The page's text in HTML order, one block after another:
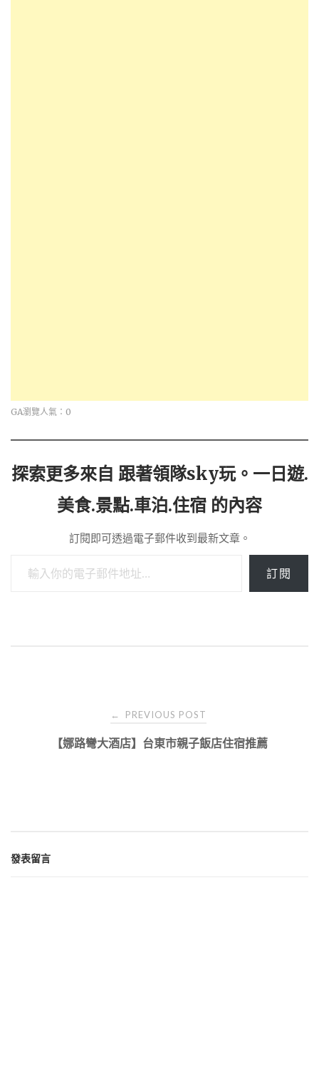
GA瀏覽人氣：0
探索更多來自 跟著領隊sky玩。一日遊.
美食.景點.車泊.住宿 的內容
訂閱即可透過電子郵件收到最新文章。
訂閱
navigation
← PREVIOUS POST
【娜路彎大酒店】台東市親子飯店住宿推薦
發表留言